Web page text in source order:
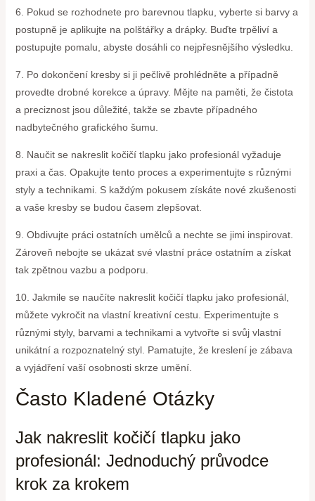
6. Pokud se rozhodnete pro barevnou tlapku, vyberte si barvy a
postupně je aplikujte na polštářky a drápky. Buďte trpěliví a
postupujte pomalu, abyste dosáhli co nejpřesnějšího výsledku.
7. Po dokončení kresby si ji pečlivě prohlédněte a případně
provedte drobné korekce a úpravy. Mějte na paměti, že čistota
a preciznost jsou důležité, takže se zbavte případného
nadbytečného grafického šumu.
8. Naučit se nakreslit kočičí tlapku jako profesionál vyžaduje
praxi a čas. Opakujte tento proces a experimentujte s různými
styly a technikami. S každým pokusem získáte nové zkušenosti
a vaše kresby se budou časem zlepšovat.
9. Obdivujte práci ostatních umělců a nechte se jimi inspirovat.
Zároveň nebojte se ukázat své vlastní práce ostatním a získat
tak zpětnou vazbu a podporu.
10. Jakmile se naučíte nakreslit kočičí tlapku jako profesionál,
můžete vykročit na vlastní kreativní cestu. Experimentujte s
různými styly, barvami a technikami a vytvořte si svůj vlastní
unikátní a rozpoznatelný styl. Pamatujte, že kreslení je zábava
a vyjádření vaší osobnosti skrze umění.
Často Kladené Otázky
Jak nakreslit kočičí tlapku jako
profesionál: Jednoduchý průvodce
krok za krokem